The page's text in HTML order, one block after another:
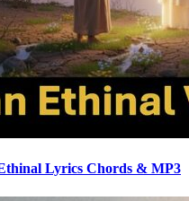
Lyrics Chords & MP3